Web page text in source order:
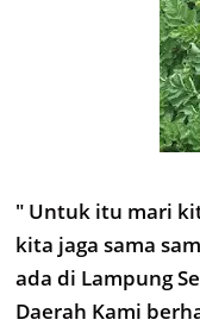
" Untuk itu mari
kita jaga sama
ada di Lampung
Daerah Kami